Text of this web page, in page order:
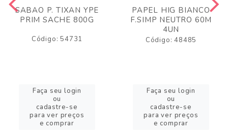
SABAO P. TIXAN YPE
PRIM SACHE 800G
Código: 54731
Faça seu login
ou
cadastre-se
para ver preços
e comprar
PAPEL HIG BIANCO
F.SIMP NEUTRO 60M
4UN
Código: 48485
Faça seu login
ou
cadastre-se
para ver preços
e comprar